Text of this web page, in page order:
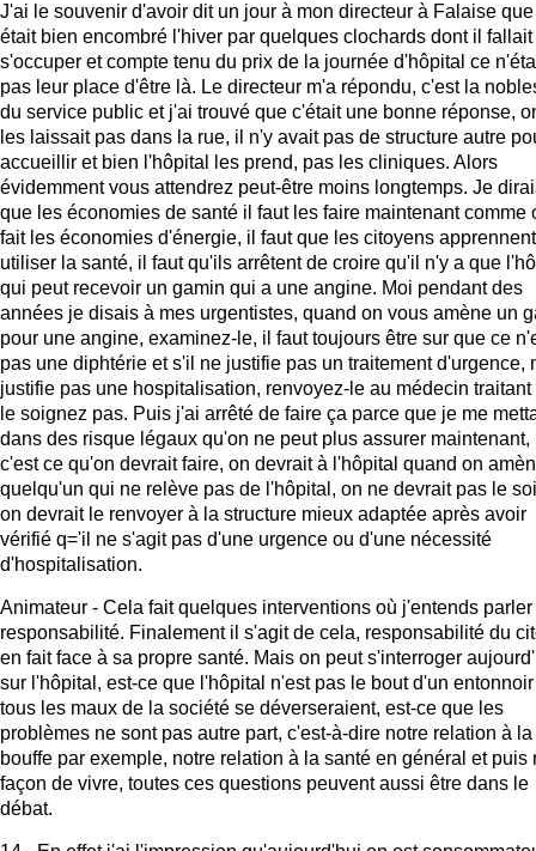
J'ai le souvenir d'avoir dit un jour à mon directeur à Falaise
était bien encombré l'hiver par quelques clochards dont il fallait
s'occuper et compte tenu du prix de la journée d'hôpital ce
pas leur place d'être là. Le directeur m'a répondu, c'est la
du service public et j'ai trouvé que c'était une bonne réponse,
les laissait pas dans la rue, il n'y avait pas de structure autre
accueillir et bien l'hôpital les prend, pas les cliniques. Alors
évidemment vous attendrez peut-être moins longtemps. Je
que les économies de santé il faut les faire maintenant comme
fait les économies d'énergie, il faut que les citoyens
utiliser la santé, il faut qu'ils arrêtent de croire qu'il n'y a que
qui peut recevoir un gamin qui a une angine. Moi pendant des
années je disais à mes urgentistes, quand on vous amène un
pour une angine, examinez-le, il faut toujours être sur que ce
pas une diphtérie et s'il ne justifie pas un traitement d'urgence,
justifie pas une hospitalisation, renvoyez-le au médecin traitant
le soignez pas. Puis j'ai arrêté de faire ça parce que je me
dans des risque légaux qu'on ne peut plus assurer maintenant,
c'est ce qu'on devrait faire, on devrait à l'hôpital quand on
quelqu'un qui ne relève pas de l'hôpital, on ne devrait pas le
on devrait le renvoyer à la structure mieux adaptée après avoir
vérifié q='il ne s'agit pas d'une urgence ou d'une nécessité
d'hospitalisation.
Animateur - Cela fait quelques interventions où j'entends parler
responsabilité. Finalement il s'agit de cela, responsabilité du
en fait face à sa propre santé. Mais on peut s'interroger
sur l'hôpital, est-ce que l'hôpital n'est pas le bout d'un
tous les maux de la société se déverseraient, est-ce que les
problèmes ne sont pas autre part, c'est-à-dire notre relation à la
bouffe par exemple, notre relation à la santé en général et puis
façon de vivre, toutes ces questions peuvent aussi être dans le
débat.